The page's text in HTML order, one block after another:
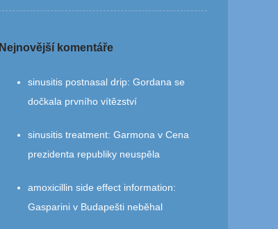
Nejnovější komentáře
sinusitis postnasal drip: Gordana se
dočkala prvního vítězství
sinusitis treatment: Garmona v Cena
prezidenta republiky neuspěla
amoxicillin side effect information:
Gasparini v Budapešti neběhal